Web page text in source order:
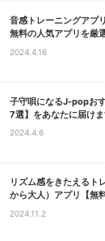
音感トレーニングアプ
無料の人気アプリを厳
2024.4.16
子守唄になるJ-popお
7選】をあなたに届け
2024.4.6
リズム感をきたえるト
から大人）アプリ【無
2024.11.2